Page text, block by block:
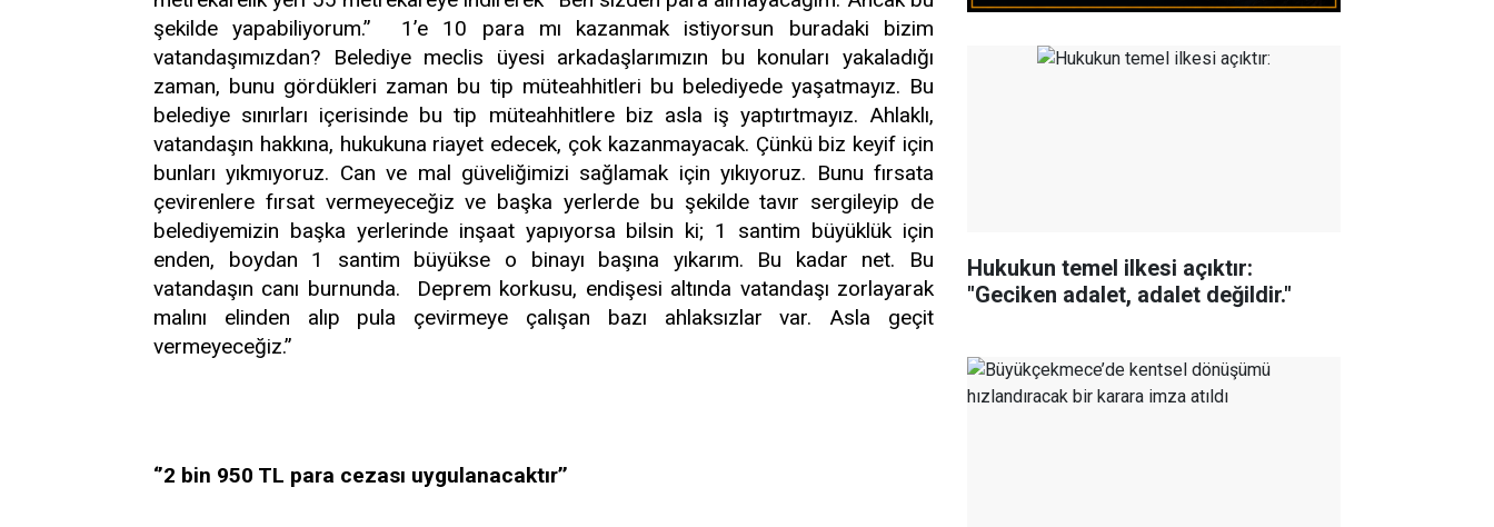
şekilde yapabiliyorum.’’ 1’e 10 para mı kazanmak istiyorsun buradaki bizim
vatandaşımızdan? Belediye meclis üyesi arkadaşlarımızın bu konuları yakaladığı
zaman, bunu gördükleri zaman bu tip müteahhitleri bu belediyede yaşatmayız. Bu
belediye sınırları içerisinde bu tip müteahhitlere biz asla iş yaptırtmayız. Ahlaklı,
vatandaşın hakkına, hukukuna riayet edecek, çok kazanmayacak. Çünkü biz keyif için
bunları yıkmıyoruz. Can ve mal güveliğimizi sağlamak için yıkıyoruz. Bunu fırsata
çevirenlere fırsat vermeyeceğiz ve başka yerlerde bu şekilde tavır sergileyip de
belediyemizin başka yerlerinde inşaat yapıyorsa bilsin ki; 1 santim büyüklük için
enden, boydan 1 santim büyükse o binayı başına yıkarım. Bu kadar net. Bu
vatandaşın canı burnunda. Deprem korkusu, endişesi altında vatandaşı zorlayarak
malını elinden alıp pula çevirmeye çalışan bazı ahlaksızlar var. Asla geçit
vermeyeceğiz.’’
‘’2 bin 950 TL para cezası uygulanacaktır’’
Hukukun temel ilkesi açıktır:
"Geciken adalet, adalet değildir."